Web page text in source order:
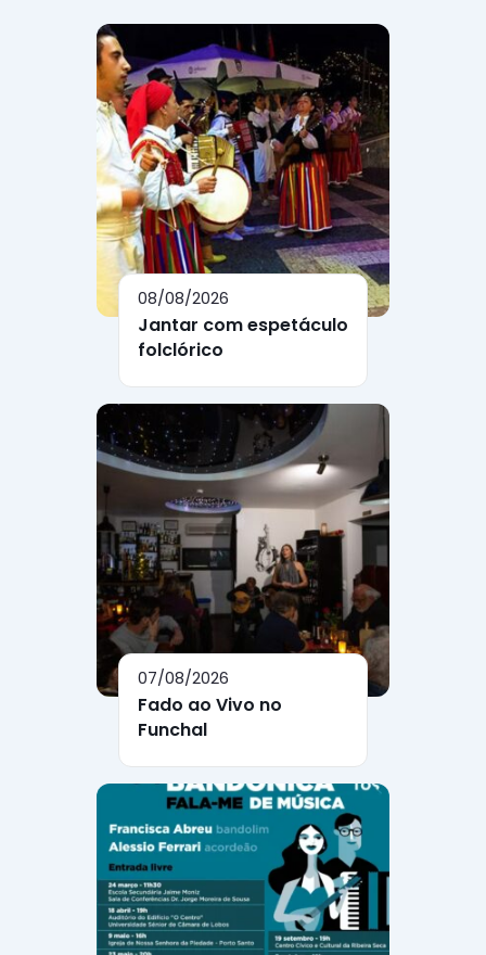
08/08/2026
Jantar com espetáculo
folclórico
07/08/2026
Fado ao Vivo no
Funchal